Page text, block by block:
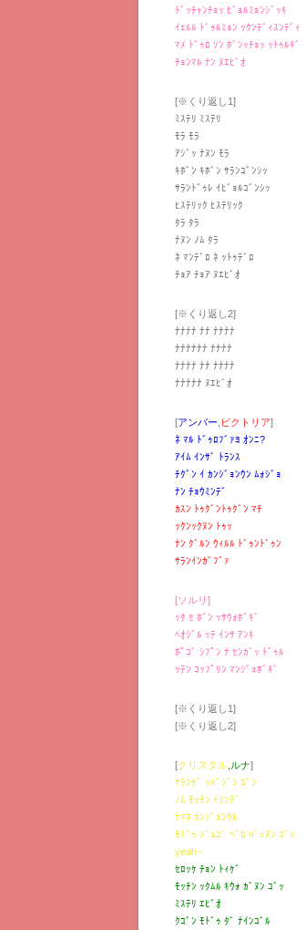
ﾄﾞｯﾁｬﾝﾁｮｯ ﾋﾞｮﾙﾐｮﾝｼﾞｯｷ
ｲｪﾙﾙ ﾄﾞｩﾙﾐｮﾝ ｯｸﾝﾃﾞｨｽﾝﾃﾞｨ
ﾏﾒ ﾄﾞｩﾛ ｿﾝ ﾎﾞﾝｯﾁｮｯ ｯﾄｩﾙｷﾞ
ﾁｮﾝﾏﾙ ﾅﾝ ﾇｴﾋﾞｵ
[※くり返し1]
ﾐｽﾃﾘ ﾐｽﾃﾘ
ﾓﾗ ﾓﾗ
ｱｼﾞｯ ﾅﾇﾝ ﾓﾗ
ｷﾎﾞﾝ ｷﾎﾞﾝ ｻﾗﾝｺﾞﾝｼｯ
ｻﾗﾝﾄﾞｩﾚ ｲﾋﾞｮﾙｺﾞﾝｼｯ
ﾋｽﾃﾘｯｸ ﾋｽﾃﾘｯｸ
ﾀﾗ ﾀﾗ
ﾅﾇﾝ ﾉﾑ ﾀﾗ
ﾈ ﾏﾝﾃﾞﾛ ﾈ ｯﾄｩﾃﾞﾛ
ﾁｮｱ ﾁｮｱ ﾇｴﾋﾞｵ
[※くり返し2]
ﾅﾅﾅﾅ ﾅﾅ ﾅﾅﾅﾅ
ﾅﾅﾅﾅﾅﾅ ﾅﾅﾅﾅ
ﾅﾅﾅﾅ ﾅﾅ ﾅﾅﾅﾅ
ﾅﾅﾅﾅﾅ ﾇｴﾋﾞｵ
[アンバー ビクトリア]
ﾈ ﾏﾙ ﾄﾞｩﾛﾌﾞｧﾖ ｵﾝﾆ?
ｱｲﾑ ｲﾝｻﾞ ﾄﾗﾝｽ
ﾁｸﾞﾝ ｲ ｶﾝｼﾞｮﾝｳﾝ ﾑｫｼﾞｮ
ﾅﾝ ﾁｮｳﾐﾝﾃﾞ
ｶｽﾝ ﾄｩｸﾞﾝﾄｩｸﾞﾝ ﾏﾁ
ｯｸﾝｯｸﾇﾝ ﾄｩｯ
ﾅﾝ ｸﾞﾙﾝ ｳｨﾙﾙ ﾄﾞｩﾝﾄﾞｩﾝ
ｻﾗﾝｲﾝｶﾞﾌﾞｧ
[ソルリ]
ｯﾀ ｾ ﾎﾞﾝ ｯｻｳｫﾎﾞｷﾞ
ﾍｵｼﾞﾙ ｯﾃ ｲﾝｻ ｱﾝｷ
ﾎﾟｺﾞ ｼﾌﾟﾝ ﾅ ｾﾝｶﾞｯ ﾄﾞｩﾙ
ｯﾃﾝ ｺｯﾌﾟﾘﾝ ﾏﾝｼﾞｮﾎﾞｷﾞ
[※くり返し1]
[※くり返し2]
[クリスタル ルナ]
ｻﾗﾝｹﾞ ｯﾊﾟｼﾞﾝ ｺﾞﾝ
ﾉﾑ ﾓｯﾁﾝ ｲﾘﾝﾃﾞ
ﾅﾏﾈ ｶﾝｼﾞｮﾝｳﾙ
ﾓﾄﾞｩ ｼﾞｭｺﾞ ﾍﾞﾛ ﾊﾞｯﾇﾝ ｺﾞｯ
yeah~
ｾﾛｯｹ ﾁｮﾝ ﾄｨｹﾞ
ﾓｯﾁﾝ ｯｸﾑﾙ ｷｳｫ ｶﾞﾇﾝ ｺﾞｯ
ﾐｽﾃﾘ ｴﾋﾞｵ
ｸｺﾞﾝ ﾓﾄﾞｩ ﾀﾞ ﾅｲﾝｺﾞﾙ